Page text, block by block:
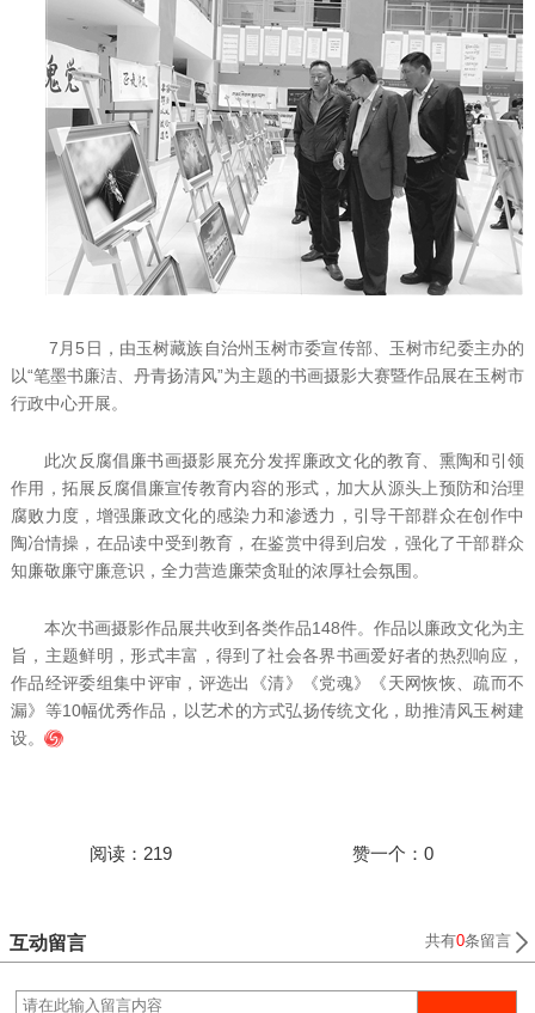
7月5日，由玉树藏族自治州玉树市委宣传部、玉树市纪委主办的
以“笔墨书廉洁、丹青扬清风”为主题的书画摄影大赛暨作品展在玉树市
行政中心开展。
此次反腐倡廉书画摄影展充分发挥廉政文化的教育、熏陶和引领
作用，拓展反腐倡廉宣传教育内容的形式，加大从源头上预防和治理
腐败力度，增强廉政文化的感染力和渗透力，引导干部群众在创作中
陶冶情操，在品读中受到教育，在鉴赏中得到启发，强化了干部群众
知廉敬廉守廉意识，全力营造廉荣贪耻的浓厚社会氛围。
本次书画摄影作品展共收到各类作品148件。作品以廉政文化为主
旨，主题鲜明，形式丰富，得到了社会各界书画爱好者的热烈响应，
作品经评委组集中评审，评选出《清》《党魂》《天网恢恢、疏而不
漏》等10幅优秀作品，以艺术的方式弘扬传统文化，助推清风玉树建
设。
阅读：219 赞一个：0
互动留言 共有0条留言